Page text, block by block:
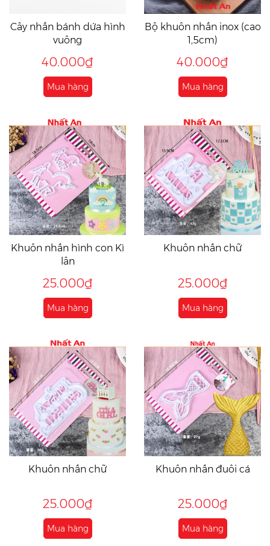
Cây nhấn bánh dứa hình
vuông
40.000₫
Mua hàng
Bộ khuôn nhấn inox (cao
1,5cm)
40.000₫
Mua hàng
Khuôn nhấn hình con Kì
lân
25.000₫
Mua hàng
Khuôn nhấn chữ
25.000₫
Mua hàng
Khuôn nhấn chữ
25.000₫
Mua hàng
Khuôn nhấn đuôi cá
25.000₫
Mua hàng